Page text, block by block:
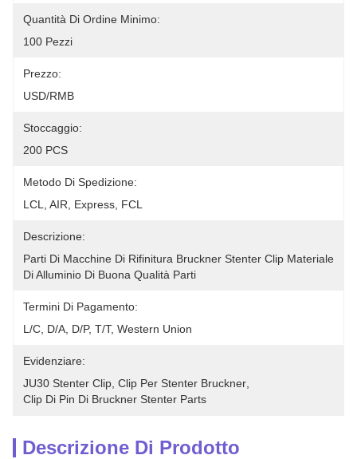
Quantità Di Ordine Minimo:
100 Pezzi
Prezzo:
USD/RMB
Stoccaggio:
200 PCS
Metodo Di Spedizione:
LCL, AIR, Express, FCL
Descrizione:
Parti Di Macchine Di Rifinitura Bruckner Stenter Clip Materiale
Di Alluminio Di Buona Qualità Parti
Termini Di Pagamento:
L/C, D/A, D/P, T/T, Western Union
Evidenziare:
JU30 Stenter Clip Clip Per Stenter Bruckner
Clip Di Pin Di Bruckner Stenter Parts
Descrizione Di Prodotto